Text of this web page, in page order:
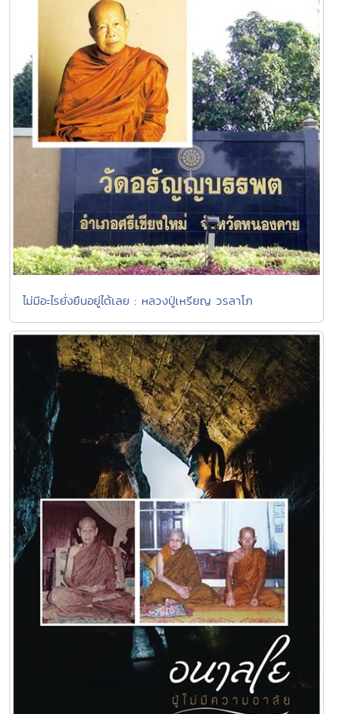
ไม่มีอะไรยั่งยืนอยู่ได้เลย : หลวงปู่เหรียญ วรลาโภ